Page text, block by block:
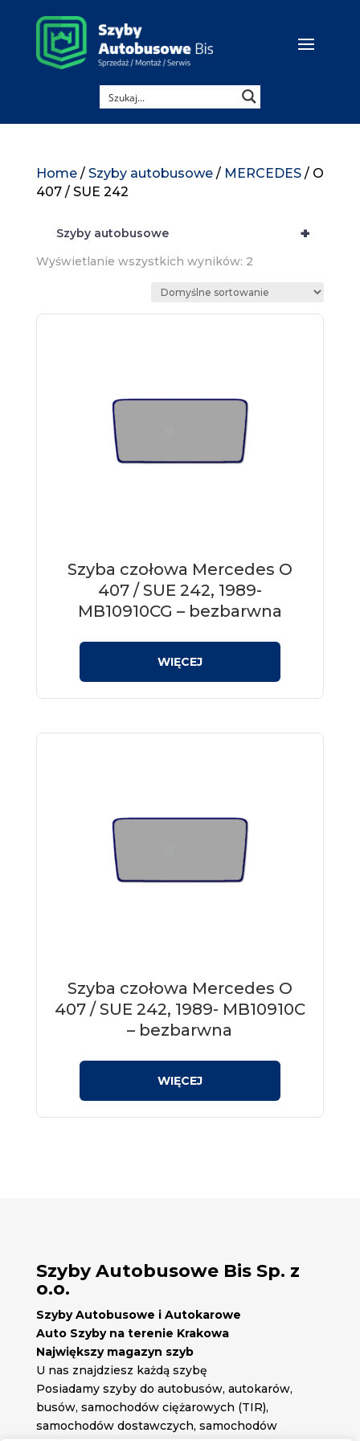
Home/ Szyby autobusowe/ MERCEDES/ O
407 / SUE 242
+
Szyby autobusowe
Wyświetlanie wszystkich wyników: 2
Szyba czołowa Mercedes O
407 / SUE 242, 1989-
MB10910CG – bezbarwna
Szyba czołowa Mercedes O
407 / SUE 242, 1989- MB10910C
– bezbarwna
Szyby Autobusowe Bis Sp. z
o.o.
Szyby Autobusowe i Autokarowe
Auto Szyby na terenie Krakowa
Największy magazyn szyb
U nas znajdziesz każdą szybę
Posiadamy szyby do autobusów, autokarów,
busów, samochodów ciężarowych (TIR),
samochodów dostawczych, samochodów